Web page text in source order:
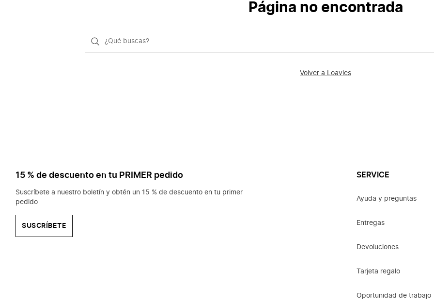
Página no encontrada
¿Qué
Volver a Loavies
15 % de descuento en tu PRIMER pedido
Suscríbete a nuestro boletín y obtén un 15 % de descuento en tu primer
pedido
SUSCRÍBETE
SERVICE
Ayuda y preguntas
Entregas
Devoluciones
Tarjeta regalo
Oportunidad de trabajo